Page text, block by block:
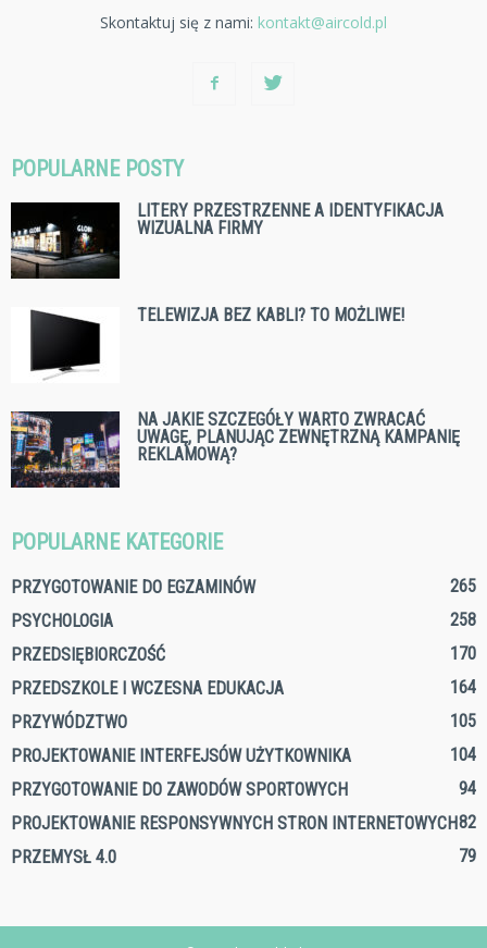
Skontaktuj się z nami: kontakt@aircold.pl
POPULARNE POSTY
LITERY PRZESTRZENNE A IDENTYFIKACJA
WIZUALNA FIRMY
TELEWIZJA BEZ KABLI? TO MOŻLIWE!
NA JAKIE SZCZEGÓŁY WARTO ZWRACAĆ
UWAGĘ, PLANUJĄC ZEWNĘTRZNĄ KAMPANIĘ
REKLAMOWĄ?
POPULARNE KATEGORIE
PRZYGOTOWANIE DO EGZAMINÓW
265
PSYCHOLOGIA
258
PRZEDSIĘBIORCZOŚĆ
170
PRZEDSZKOLE I WCZESNA EDUKACJA
164
PRZYWÓDZTWO
105
PROJEKTOWANIE INTERFEJSÓW UŻYTKOWNIKA
104
PRZYGOTOWANIE DO ZAWODÓW SPORTOWYCH
94
PROJEKTOWANIE RESPONSYWNYCH STRON INTERNETOWYCH82
PRZEMYSŁ 4.0
79